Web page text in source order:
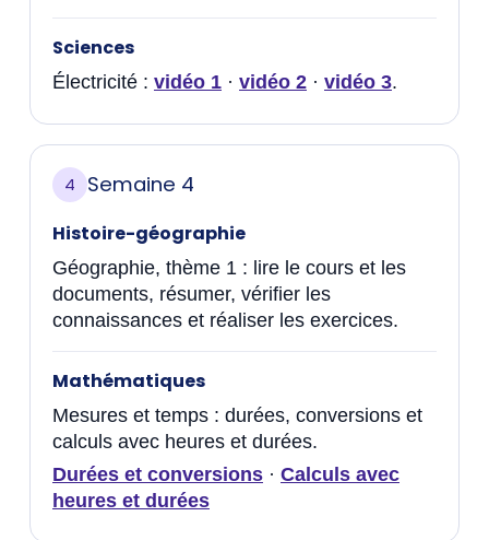
Sciences
Électricité : vidéo 1 · vidéo 2 · vidéo 3.
4 Semaine 4
Histoire-géographie
Géographie, thème 1 : lire le cours et les
documents, résumer, vérifier les
connaissances et réaliser les exercices.
Mathématiques
Mesures et temps : durées, conversions et
calculs avec heures et durées.
Durées et conversions · Calculs avec
heures et durées